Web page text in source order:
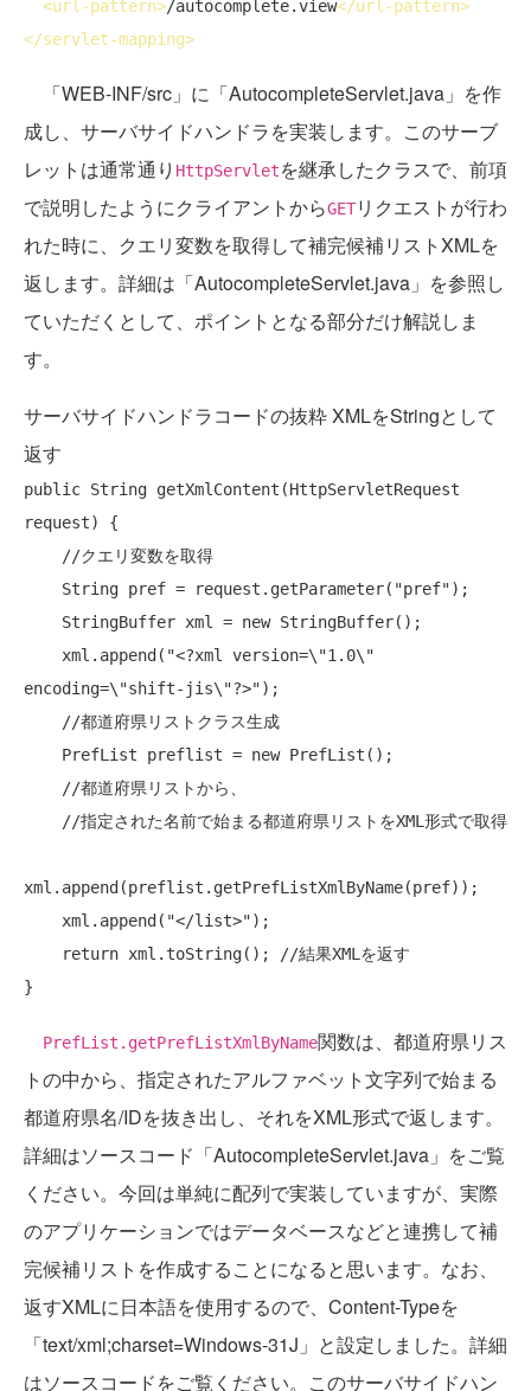
<url-pattern>/autocomplete.view</url-pattern>
</servlet-mapping>
「WEB-INF/src」に「AutocompleteServlet.java」を作
成し、サーバサイドハンドラを実装します。このサーブ
レットは通常通り HttpServletを継承したクラスで、前項
で説明したようにクライアントからGETリクエストが行わ
れた時に、クエリ変数を取得して補完候補リストXMLを
返します。詳細は「AutocompleteServlet.java」を参照し
ていただくとして、ポイントとなる部分だけ解説しま
す。
サーバサイドハンドラコードの抜粋 XMLをStringとして
返す
public String getXmlContent(HttpServletRequest
request) {
//クエリ変数を取得
    String pref = request.getParameter(
"pref");
    StringBuffer xml =
new StringBuffer();
    xml.append(
"<?xml version=\"1.0\"
encoding=\"shift-jis\"?>");
//都道府県リストクラス生成
    PrefList preflist =
new PrefList();
//都道府県リストから、
//指定された名前で始まる都道府県リストをXML形式で取得
xml.append(preflist.getPrefListXmlByName(pref));
    xml.append(
"</list>");
return xml.toString();
//結果XMLを返す
PrefList.getPrefListXmlByName関数は、都道府県リス
トの中から、指定されたアルファベット文字列で始まる
都道府県名/IDを抜き出し、それをXML形式で返します。
詳細はソースコード「AutocompleteServlet.java」をご覧
ください。今回は単純に配列で実装していますが、実際
のアプリケーションではデータベースなどと連携して補
完候補リストを作成することになると思います。なお、
返すXMLに日本語を使用するので、Content-Typeを
「text/xml;charset=Windows-31J」と設定しました。詳細
はソースコードをご覧ください。このサーバサイドハン